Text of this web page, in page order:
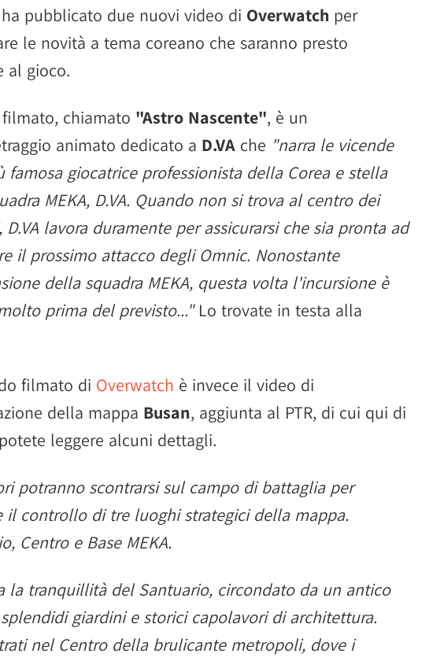
ha pubblicato due nuovi video di Overwatch per
le novità a tema coreano che saranno presto
al gioco.
chiamato "Astro Nascente", è un
animato dedicato a D.VA che "narra le vicende
famosa giocatrice professionista della Corea e stella
MEKA, D.VA. Quando non si trova al centro dei
lavora duramente per assicurarsi che sia pronta ad
il prossimo attacco degli Omnic. Nonostante
della squadra MEKA, questa volta l'incursione è
prima del previsto..."Lo trovate in testa alla
filmato di Overwatch è invece il video di
della mappa Busan, aggiunta al PTR, di cui qui di
leggere alcuni dettagli.
potranno scontrarsi sul campo di battaglia per
il controllo di tre luoghi strategici della mappa.
Centro e Base MEKA.
la tranquillità del Santuario, circondato da un antico
giardini e storici capolavori di architettura.
nel Centro della brulicante metropoli, dove i